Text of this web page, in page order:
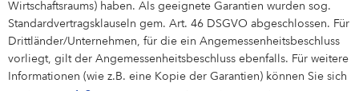
Wirtschaftsraums) haben. Als geeignete Garantien wurden sog.
Standardvertragsklauseln gem. Art. 46 DSGVO abgeschlossen. Für
Drittländer/Unternehmen, für die ein Angemessenheitsbeschluss
vorliegt, gilt der Angemessenheitsbeschluss ebenfalls. Für weitere
Informationen (wie z.B. eine Kopie der Garantien) können Sie sich